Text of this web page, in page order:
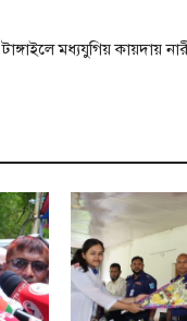
টাঙ্গাইলে মধ্যযুগিয় কায়দায়